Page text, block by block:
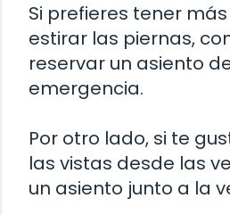
Si prefieres tener
estirar las piernas,
reservar un asiento
emergencia.
Por otro lado, si te
las vistas desde las
un asiento junto a la